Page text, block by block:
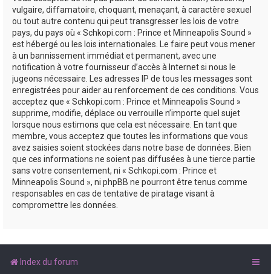
vulgaire, diffamatoire, choquant, menaçant, à caractère sexuel
ou tout autre contenu qui peut transgresser les lois de votre
pays, du pays où « Schkopi.com : Prince et Minneapolis Sound »
est hébergé ou les lois internationales. Le faire peut vous mener
à un bannissement immédiat et permanent, avec une
notification à votre fournisseur d’accès à Internet si nous le
jugeons nécessaire. Les adresses IP de tous les messages sont
enregistrées pour aider au renforcement de ces conditions. Vous
acceptez que « Schkopi.com : Prince et Minneapolis Sound »
supprime, modifie, déplace ou verrouille n’importe quel sujet
lorsque nous estimons que cela est nécessaire. En tant que
membre, vous acceptez que toutes les informations que vous
avez saisies soient stockées dans notre base de données. Bien
que ces informations ne soient pas diffusées à une tierce partie
sans votre consentement, ni « Schkopi.com : Prince et
Minneapolis Sound », ni phpBB ne pourront être tenus comme
responsables en cas de tentative de piratage visant à
compromettre les données.
Index du forum